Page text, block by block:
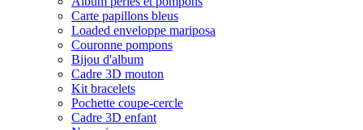
Carte papillons bleus
Loaded enveloppe mariposa
Couronne pompons
Bijou d'album
Cadre 3D mouton
Kit bracelets
Pochette coupe-cercle
Cadre 3D enfant